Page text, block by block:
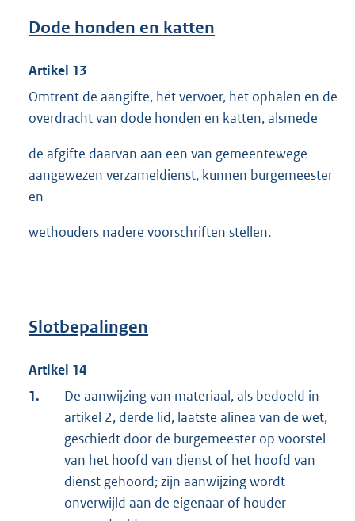
Dode honden en katten
Artikel 13
Omtrent de aangifte, het vervoer, het ophalen en de
overdracht van dode honden en katten, alsmede
de afgifte daarvan aan een van gemeentewege
aangewezen verzameldienst, kunnen burgemeester
en
wethouders nadere voorschriften stellen.
Slotbepalingen
Artikel 14
1.
De aanwijzing van materiaal, als bedoeld in
artikel 2, derde lid, laatste alinea van de wet,
geschiedt door de burgemeester op voorstel
van het hoofd van dienst of het hoofd van
dienst gehoord; zijn aanwijzing wordt
onverwijld aan de eigenaar of houder